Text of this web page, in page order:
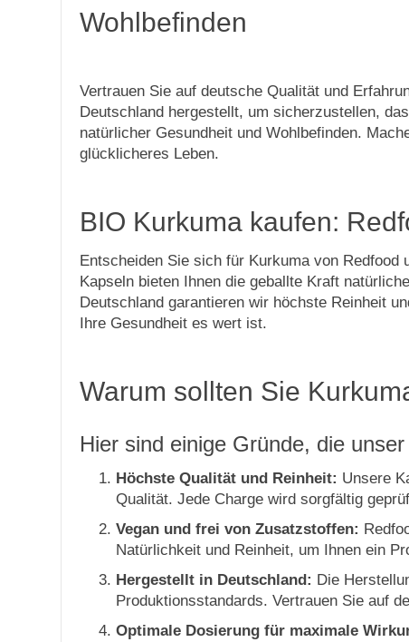
Wohlbefinden
Vertrauen Sie auf deutsche Qualität und
Deutschland hergestellt, um sicherzustellen,
natürlicher Gesundheit und Wohlbefinden.
glücklicheres Leben.
BIO Kurkuma kaufen:
Entscheiden Sie sich für Kurkuma von
Kapseln bieten Ihnen die geballte Kraft
Deutschland garantieren wir höchste Reinheit
Ihre Gesundheit es wert ist.
Warum sollten Sie
Hier sind einige Gründe, die
Höchste Qualität und Reinheit: Unsere
Qualität. Jede Charge wird sorgfältig
Vegan und frei von Zusatzstoffen:
Natürlichkeit und Reinheit, um Ihnen ein
Hergestellt in Deutschland: Die
Produktionsstandards. Vertrauen Sie auf
Optimale Dosierung für maximale